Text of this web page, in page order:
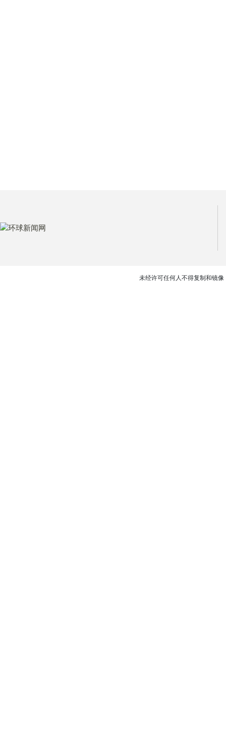
未经许可任何人不得复制和镜